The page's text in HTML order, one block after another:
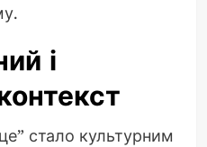
і
стало культурним